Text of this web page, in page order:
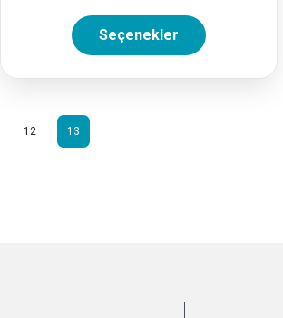
Seçenekler
12 13